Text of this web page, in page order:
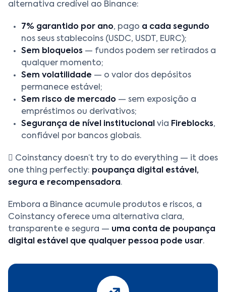
alternativa credível ao Binance:
7% garantido por ano, pago a cada segundo
nos seus stablecoins (USDC, USDT, EURC);
Sem bloqueios — fundos podem ser retirados a
qualquer momento;
Sem volatilidade — o valor dos depósitos
permanece estável;
Sem risco de mercado — sem exposição a
empréstimos ou derivativos;
Segurança de nível institucional via Fireblocks,
confiável por bancos globais.
 Coinstancy doesn’t try to do everything — it does
one thing perfectly: poupança digital estável,
segura e recompensadora.
Embora a Binance acumule produtos e riscos, a
Coinstancy oferece uma alternativa clara,
transparente e segura — uma conta de poupança
digital estável que qualquer pessoa pode usar.